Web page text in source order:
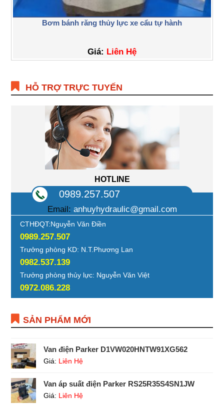
Bơm bánh răng thủy lực xe cẩu tự hành
Giá: Liên Hệ
HỖ TRỢ TRỰC TUYẾN
HOTLINE
0989.257.507
Email: anhuyhydraulic@gmail.com
CTHĐQT:Nguyễn Văn Điền
0989.257.507
Trưởng phòng KD: N.T.Phương Lan
0982.537.139
Trưởng phòng thủy lực: Nguyễn Văn Việt
0972.086.228
SẢN PHẨM MỚI
Van điện Parker D1VW020HNTW91XG562
Giá: Liên Hệ
Van áp suất điện Parker RS25R35S4SN1JW
Giá: Liên Hệ